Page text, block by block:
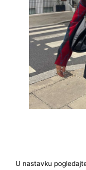
U nastavku